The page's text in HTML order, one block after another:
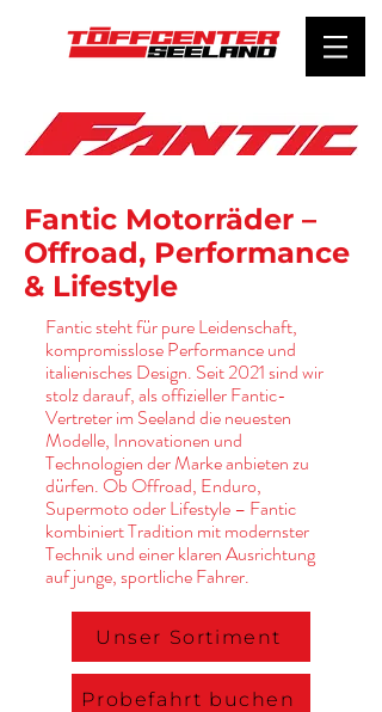
Fantic Motorräder –
Offroad, Performance
& Lifestyle
Fantic steht für pure Leidenschaft,
kompromisslose Performance und
italienisches Design. Seit 2021 sind wir
stolz darauf, als offizieller Fantic-
Vertreter im Seeland die neuesten
Modelle, Innovationen und
Technologien der Marke anbieten zu
dürfen. Ob Offroad, Enduro,
Supermoto oder Lifestyle – Fantic
kombiniert Tradition mit modernster
Technik und einer klaren Ausrichtung
auf junge, sportliche Fahrer.
Unser Sortiment
Probefahrt buchen